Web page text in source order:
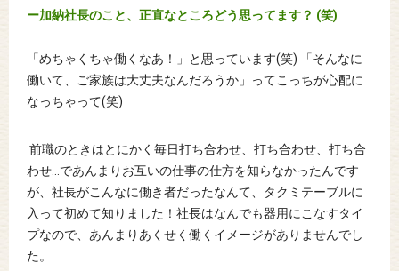
ー加納社長のこと、正直なところどう思ってます？ (笑)
「めちゃくちゃ働くなあ！」と思っています(笑) 「そんなに
働いて、ご家族は大丈夫なんだろうか」ってこっちが心配に
なっちゃって(笑)
前職のときはとにかく毎日打ち合わせ、打ち合わせ、打ち合
わせ…であんまりお互いの仕事の仕方を知らなかったんです
が、社長がこんなに働き者だったなんて、タクミテーブルに
入って初めて知りました！社長はなんでも器用にこなすタイ
プなので、あんまりあくせく働くイメージがありませんでし
た。